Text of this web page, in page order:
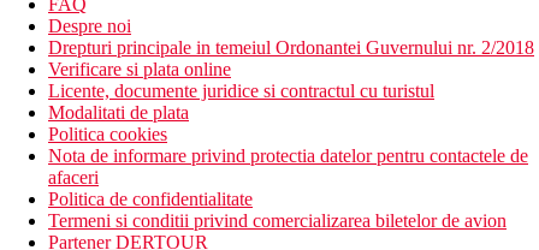
conexiune la internet gratuita
piscina (sezlonguri, umbrele si prosoape gratuite)
piscina pentru copii
loc de joaca
camera comuna cu televizor
Descrierea plajei
nisipos
umbrele de soare si sezlonguri contra cost
transfer gratuit cu autobuzul la plaja
FAQ
Despre noi
Drepturi principale in temeiul Ordonantei Guvernului nr. 2/2018
Verificare si plata online
Licente, documente juridice si contractul cu turistul
Modalitati de plata
Politica cookies
Nota de informare privind protectia datelor pentru contactele de
afaceri
Politica de confidentialitate
Termeni si conditii privind comercializarea biletelor de avion
Partener DERTOUR